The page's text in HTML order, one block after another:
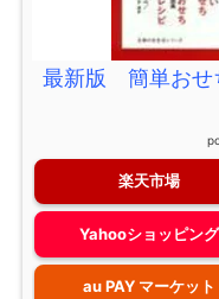
最新版 簡単おせ
楽天市場
Yahooショッピング
au PAY マーケット